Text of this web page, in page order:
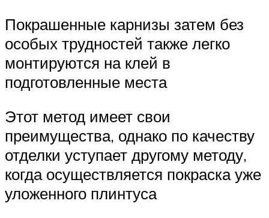
Покрашенные карнизы затем без
особых трудностей также легко
монтируются на клей в
подготовленные места
Этот метод имеет свои
преимущества, однако по качеству
отделки уступает другому методу,
когда осуществляется покраска уже
уложенного плинтуса